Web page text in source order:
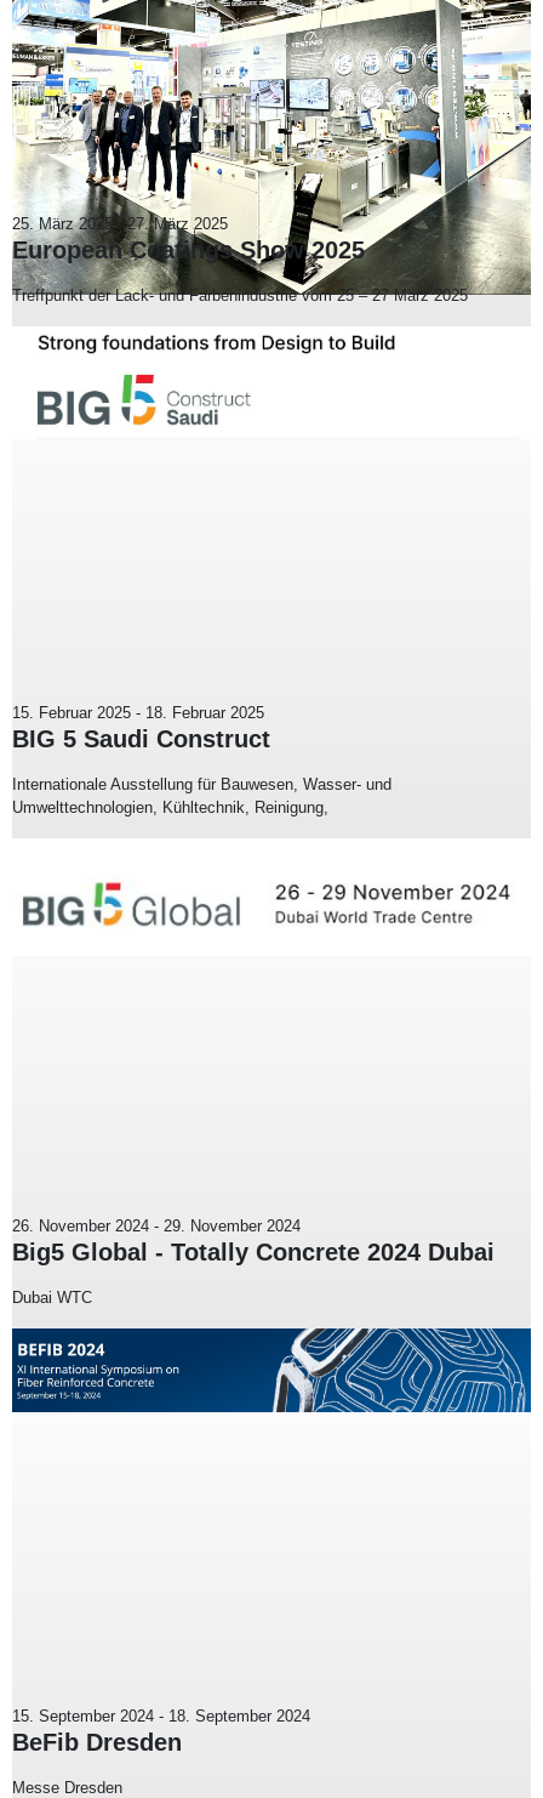
25. März 2025-27. März 2025
European Coatings Show 2025
Treffpunkt der Lack- und Farbenindustrie vom 25 – 27 März 2025
15. Februar 2025 - 18. Februar 2025
BIG 5 Saudi Construct
Internationale Ausstellung für Bauwesen, Wasser- und
Umwelttechnologien, Kühltechnik, Reinigung,
26. November 2024 - 29. November 2024
Big5 Global - Totally Concrete 2024 Dubai
Dubai WTC
15. September 2024 - 18. September 2024
BeFib Dresden
Messe Dresden